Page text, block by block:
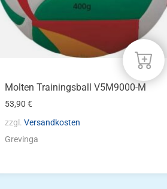
Molten Trainingsball V5M9000-M
53,90€
zzgl.Versandkosten
Grevinga